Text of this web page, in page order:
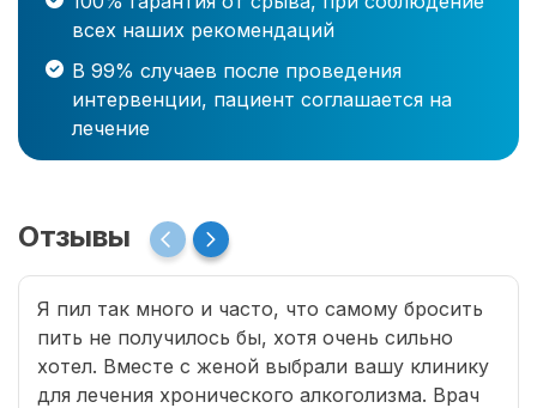
всех наших рекомендаций
В 99% случаев после проведения
интервенции, пациент соглашается на
лечение
Отзывы
Я пил так много и часто, что самому бросить
пить не получилось бы, хотя очень сильно
хотел. Вместе с женой выбрали вашу клинику
для лечения хронического алкоголизма. Врач